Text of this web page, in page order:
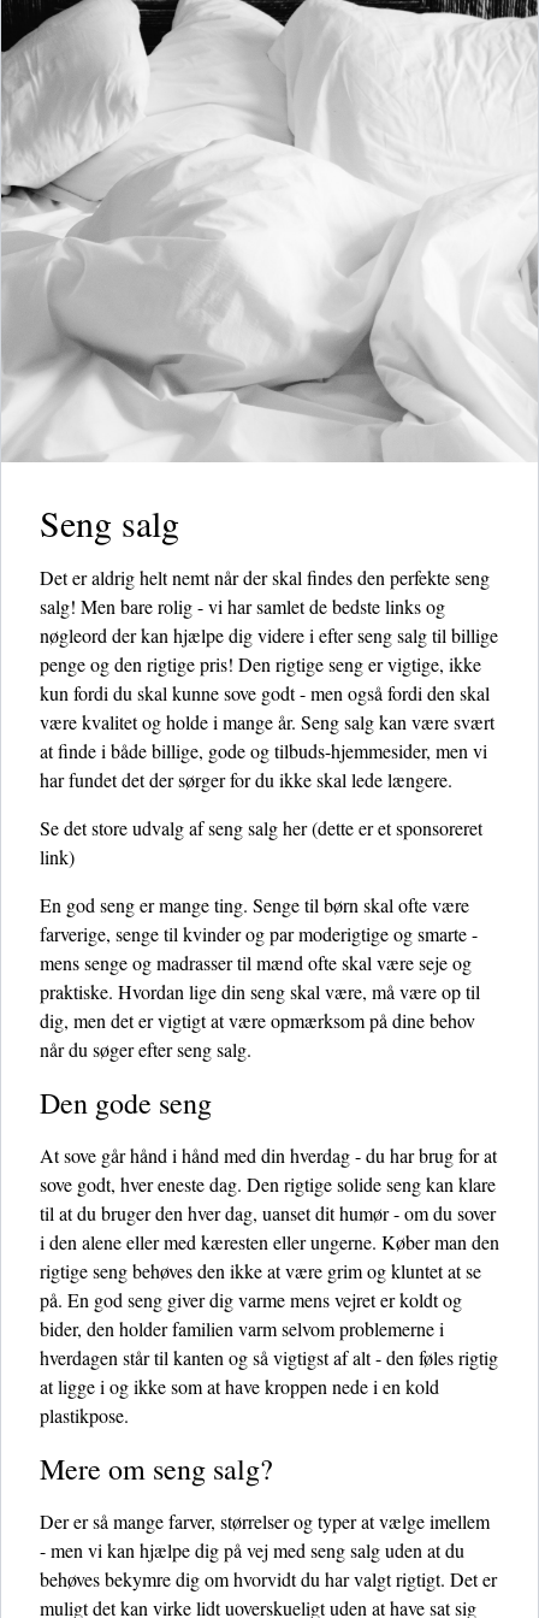
Seng salg
Det er aldrig helt nemt når der skal findes den perfekte seng
salg! Men bare rolig - vi har samlet de bedste links og
nøgleord der kan hjælpe dig videre i efter seng salg til billige
penge og den rigtige pris! Den rigtige seng er vigtige, ikke
kun fordi du skal kunne sove godt - men også fordi den skal
være kvalitet og holde i mange år. Seng salg kan være svært
at finde i både billige, gode og tilbuds-hjemmesider, men vi
har fundet det der sørger for du ikke skal lede længere.
Se det store udvalg af seng salg her(dette er et sponsoreret
link)
En god seng er mange ting. Senge til børn skal ofte være
farverige, senge til kvinder og par moderigtige og smarte -
mens senge og madrasser til mænd ofte skal være seje og
praktiske. Hvordan lige din seng skal være, må være op til
dig, men det er vigtigt at være opmærksom på dine behov
når du søger efter seng salg.
Den gode seng
At sove går hånd i hånd med din hverdag - du har brug for at
sove godt, hver eneste dag. Den rigtige solide seng kan klare
til at du bruger den hver dag, uanset dit humør - om du sover
i den alene eller med kæresten eller ungerne. Køber man den
rigtige seng behøves den ikke at være grim og kluntet at se
på. En god seng giver dig varme mens vejret er koldt og
bider, den holder familien varm selvom problemerne i
hverdagen står til kanten og så vigtigst af alt - den føles rigtig
at ligge i og ikke som at have kroppen nede i en kold
plastikpose.
Mere om seng salg?
Der er så mange farver, størrelser og typer at vælge imellem
- men vi kan hjælpe dig på vej med seng salg uden at du
behøves bekymre dig om hvorvidt du har valgt rigtigt. Det er
muligt det kan virke lidt uoverskueligt uden at have sat sig